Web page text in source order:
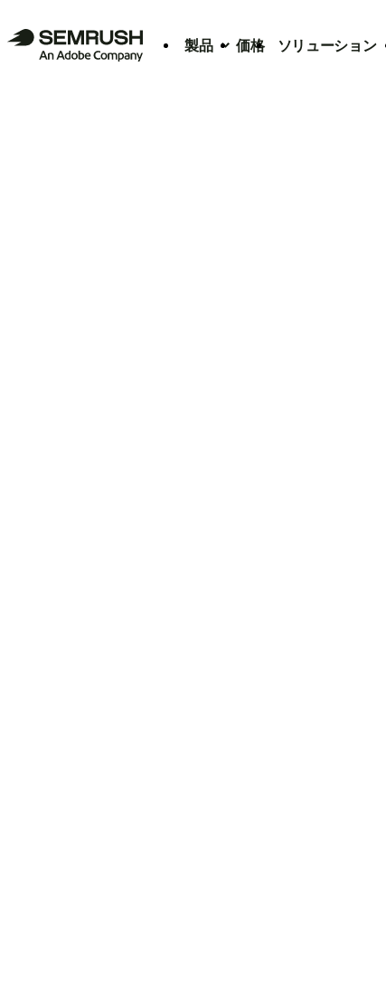
製品 価格 ソリューション